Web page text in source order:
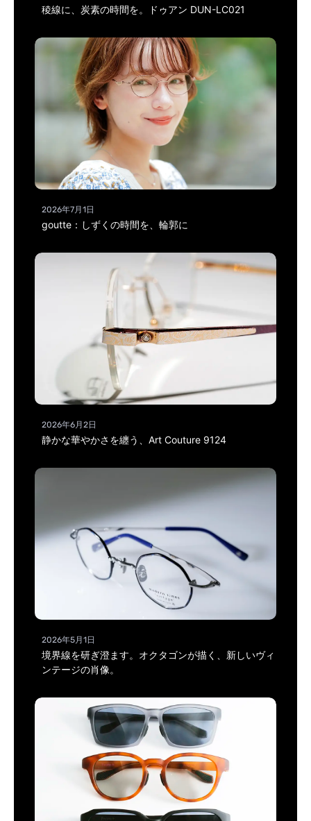
稜線に、炭素の時間を。ドゥアン DUN-LC021
2026年7月1日
goutte：しずくの時間を、輪郭に
2026年6月2日
静かな華やかさを纏う、Art Couture 9124
2026年5月1日
境界線を研ぎ澄ます。オクタゴンが描く、新しいヴィ
ンテージの肖像。